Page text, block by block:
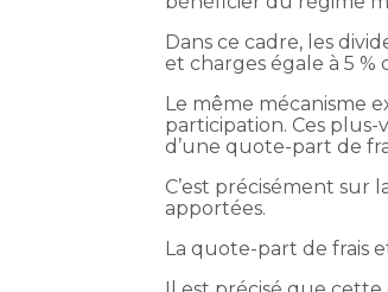
Dans ce cadre, les
et charges égale à 5
Le même mécanisme
participation. Ces
d’une quote-part de
C’est précisément
apportées.
La quote-part de frais